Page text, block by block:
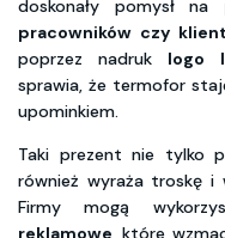
doskonały pomysł na
pracowników czy
poprzez nadruk logo
sprawia, że termofor
upominkiem.
Taki prezent nie tylko
również wyraża troskę i
Firmy mogą
reklamowe , które